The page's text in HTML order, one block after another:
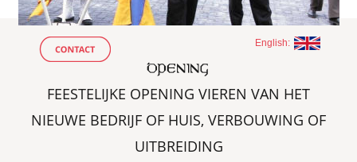
FEESTELIJKE OPENING VIEREN VAN HET
NIEUWE BEDRIJF OF HUIS, VERBOUWING OF
UITBREIDING
English: